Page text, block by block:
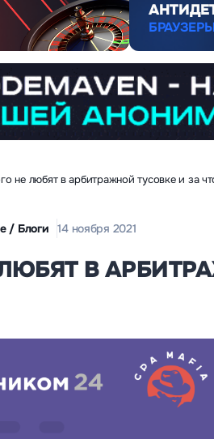
не любят в арбитражной тусовке и за
/ Блоги 14 ноября 2021
В